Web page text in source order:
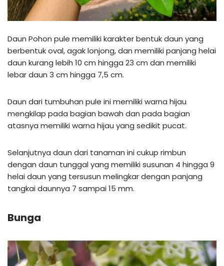
Daun Pohon pule memiliki karakter bentuk daun yang
berbentuk oval, agak lonjong, dan memiliki panjang helai
daun kurang lebih 10 cm hingga 23 cm dan memiliki
lebar daun 3 cm hingga 7,5 cm.
Daun dari tumbuhan pule ini memiliki warna hijau
mengkilap pada bagian bawah dan pada bagian
atasnya memiliki warna hijau yang sedikit pucat.
Selanjutnya daun dari tanaman ini cukup rimbun
dengan daun tunggal yang memiliki susunan 4 hingga 9
helai daun yang tersusun melingkar dengan panjang
tangkai daunnya 7 sampai 15 mm.
Bunga